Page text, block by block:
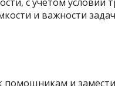
и важности
помощникам и